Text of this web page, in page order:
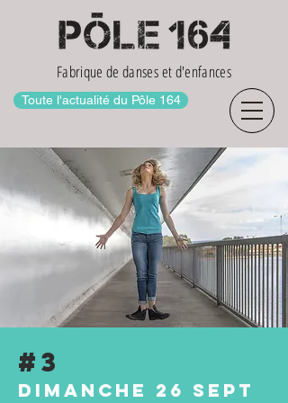
Fabrique de danses et d'enfances
Toute l'actualité du Pôle 164
#3
Dimanche 26 sept